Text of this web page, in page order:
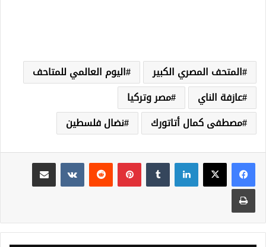
المتحف المصري الكبير
اليوم العالمي للمتاحف
عازفة الناي
مصر وتركيا
مصطفى كمال أتاتورك
نضال فلسطين
لينكدإن بينتيريست